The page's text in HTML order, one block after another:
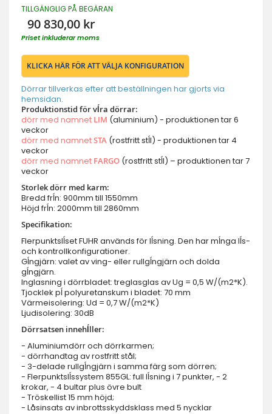
TILLGÄNGLIG PÅ BEGÄRAN
90 830,00 kr
Priset inkluderar moms
KLICKA HÄR FÖR ATT VÄLJA KONFIGURATION
Dörrar tillverkas efter att beställningen har gjorts via
hemsidan.
Produktionstid för vĺra dörrar:
dörr med namnet LIM (aluminium) - produktionen tar 6
veckor
dörr med namnetSTA (rostfritt stĺl) - produktionen tar 4
veckor
dörr med namnet FARGO (rostfritt stĺl) – produktionen tar 7
veckor
Storlek dörr med karm:
Bredd frĺn: 900mm till 1550mm
Höjd frĺn: 2000mm till 2860mm
Specifikation:
Flerpunktslĺset FUHR används för lĺsning. Den har mĺnga lĺs-
och kontrollkonfigurationer.
Gĺngjärn: valet av ving- eller rullgĺngjärn och dolda
gĺngjärn.
Inglasning i dörrbladet: treglasglas av Ug = 0,5 W/(m2*K).
Tjocklek pĺ polyuretanskum i bladet: 70 mm
Värmeisolering: Ud = 0,7 W/(m2*K)
Ljudisolering: 30dB
Dörrsatsen innehĺller:
- Aluminiumdörr och dörrkarmen;
- dörrhandtag av rostfritt stål;
- 3-delade rullgĺngjärn i samma färg som dörren;
- Flerpunktslĺssystem 855GL: full lĺsning i 7 punkter, - 2
krokar, - 4 bultar plus övre bult
- Tröskellist 15 mm höjd;
- Låsinsats av inbrottsskyddsklass med 5 nycklar